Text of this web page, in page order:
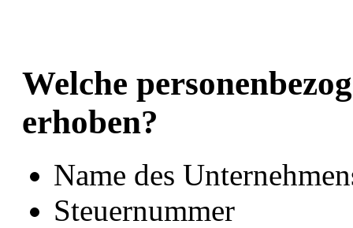
Welche
erhoben?
Name des
Steuernummer